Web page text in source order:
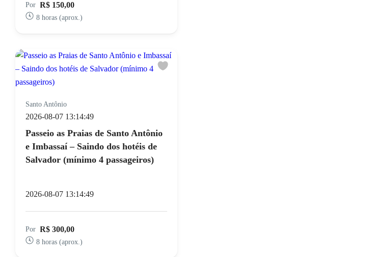
Por R$ 150,00
8 horas (aprox.)
Santo Antônio
2026-08-07 13:14:49
Passeio as Praias de Santo Antônio
e Imbassaí – Saindo dos hotéis de
Salvador (mínimo 4 passageiros)
2026-08-07 13:14:49
Por R$ 300,00
8 horas (aprox.)